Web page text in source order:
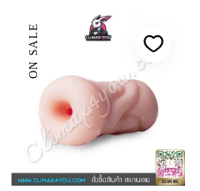
ON SALE